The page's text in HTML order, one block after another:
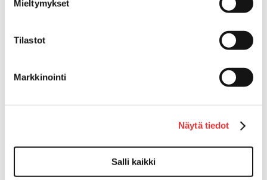
Mieltymykset
Tilastot
Markkinointi
Näytä tiedot
Salli kaikki
Reuna-, köli-, törmäyslistat ja
Köli- ja eväsuojat
Muut tarvikkeet